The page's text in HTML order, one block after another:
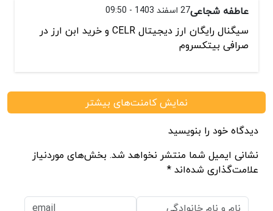
عاطفه شجاعی27 اسفند 1403 - 09:50
سیگنال رایگان ارز دیجیتال CELR و خرید ابن ارز در
صرافی بیتکسروم
نمایش کامنت‌های بیشتر
دیدگاه خود را بنویسید
نشانی ایمیل شما منتشر نخواهد شد. بخش‌های موردنیاز
علامت‌گذاری شده‌اند *